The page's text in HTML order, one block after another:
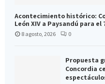
Acontecimiento histórico:
León XIV a Paysandú para
8 agosto, 2026 0
Propuesta
Concordia